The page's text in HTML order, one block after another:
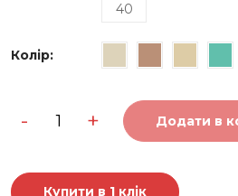
40
Колір:
- дитяча
куртка + Додати в
Купити в 1 клік